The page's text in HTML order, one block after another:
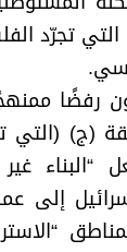
التي تجرّد
رفضًا
(ج) (التي
“البناء
إلى